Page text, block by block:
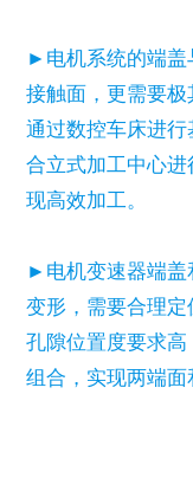
►电机系统的端盖
接触面，更需要
通过数控车床进
合立式加工中心
现高效加工。
►电机变速器端盖
变形，需要合理
孔隙位置度要求
组合，实现两端面